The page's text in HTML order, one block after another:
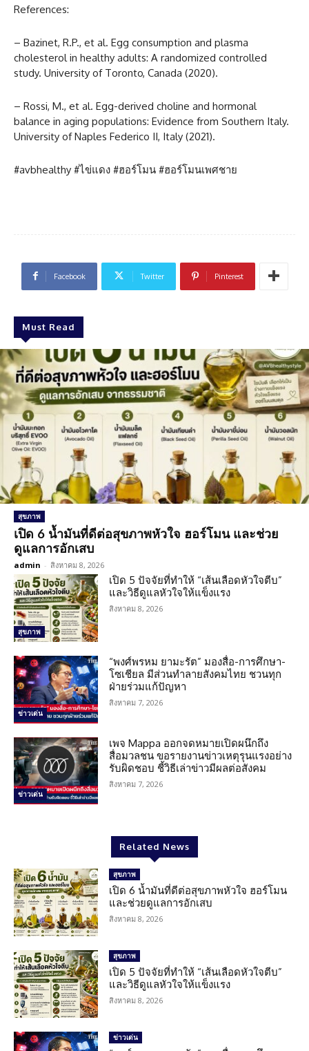
References:
– Bazinet, R.P., et al. Egg consumption and plasma
cholesterol in healthy adults: A randomized controlled
study. University of Toronto, Canada (2020).
– Rossi, M., et al. Egg-derived choline and hormonal
balance in aging populations: Evidence from Southern Italy.
University of Naples Federico II, Italy (2021).
#avbhealthy #ไข่แดง #ฮอร์โมน #ฮอร์โมนเพศชาย
Facebook Twitter Pinterest
Must Read
สุขภาพ
เปิด 6 น้ำมันที่ดีต่อสุขภาพหัวใจ ฮอร์โมน และช่วย
ดูแลการอักเสบ
admin - สิงหาคม 8, 2026
สุขภาพ
เปิด 5 ปัจจัยที่ทำให้ “เส้นเลือดหัวใจตีบ”
และวิธีดูแลหัวใจให้แข็งแรง
สิงหาคม 8, 2026
ข่าวเด่น
“พงศ์พรหม ยามะรัต” มองสื่อ-การศึกษา-
โซเชียล มีส่วนทำลายสังคมไทย ชวนทุก
ฝ่ายร่วมแก้ปัญหา
สิงหาคม 7, 2026
ข่าวเด่น
เพจ Mappa ออกจดหมายเปิดผนึกถึง
สื่อมวลชน ขอรายงานข่าวเหตุรุนแรงอย่าง
รับผิดชอบ ชี้วิธีเล่าข่าวมีผลต่อสังคม
สิงหาคม 7, 2026
Related News
สุขภาพ
เปิด 6 น้ำมันที่ดีต่อสุขภาพหัวใจ ฮอร์โมน
และช่วยดูแลการอักเสบ
สิงหาคม 8, 2026
สุขภาพ
เปิด 5 ปัจจัยที่ทำให้ “เส้นเลือดหัวใจตีบ”
และวิธีดูแลหัวใจให้แข็งแรง
สิงหาคม 8, 2026
ข่าวเด่น